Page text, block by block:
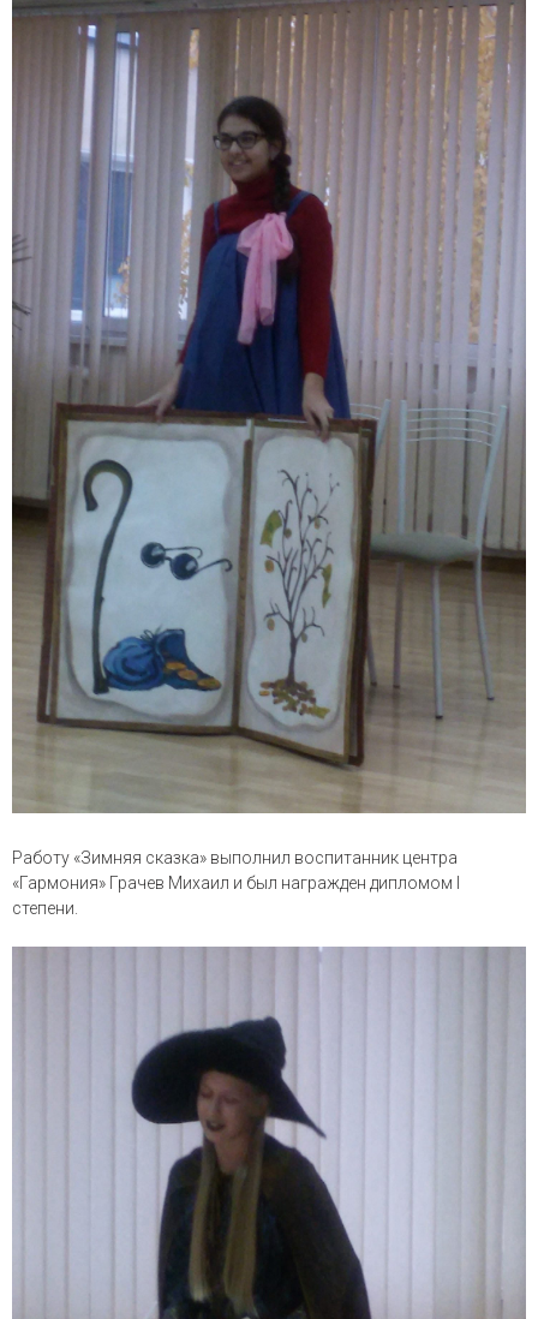
Работу «Зимняя сказка» выполнил воспитанник центра
«Гармония» Грачев Михаил и был награжден дипломом I
степени.